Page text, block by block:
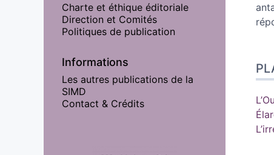
Charte et éthique éditoriale
Direction et Comités
Politiques de publication
Informations
Les autres publications de la
SIMD
Contact & Crédits